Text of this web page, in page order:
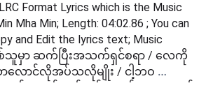
Format Lyrics which is the Music
Mha Min; Length: 04:02.86 ; You can
and Edit the lyrics text; Music
စ်သူမှာ ဆက်ပြီးအသက်ရှင်စရာ / လေကို
လောင်လိုအပ်သလိုမျိုး / ငါ့ဘဝ